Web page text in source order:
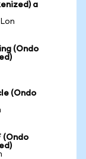
a
(Ondo
(Ondo
(Ondo